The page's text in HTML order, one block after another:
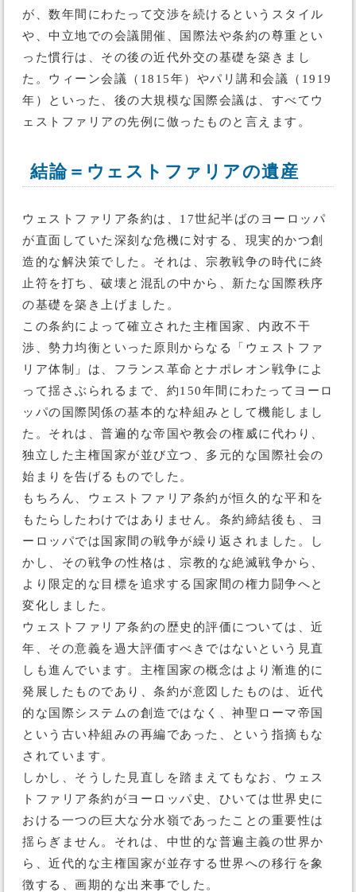
が、数年間にわたって交渉を続けるというスタイル
や、中立地での会議開催、国際法や条約の尊重とい
った慣行は、その後の近代外交の基礎を築きまし
た。ウィーン会議（1815年）やパリ講和会議（1919
年）といった、後の大規模な国際会議は、すべてウ
ェストファリアの先例に倣ったものと言えます。
結論＝ウェストファリアの遺産
ウェストファリア条約は、17世紀半ばのヨーロッパ
が直面していた深刻な危機に対する、現実的かつ創
造的な解決策でした。それは、宗教戦争の時代に終
止符を打ち、破壊と混乱の中から、新たな国際秩序
の基礎を築き上げました。
この条約によって確立された主権国家、内政不干
渉、勢力均衡といった原則からなる「ウェストファ
リア体制」は、フランス革命とナポレオン戦争によ
って揺さぶられるまで、約150年間にわたってヨーロ
ッパの国際関係の基本的な枠組みとして機能しまし
た。それは、普遍的な帝国や教会の権威に代わり、
独立した主権国家が並び立つ、多元的な国際社会の
始まりを告げるものでした。
もちろん、ウェストファリア条約が恒久的な平和を
もたらしたわけではありません。条約締結後も、ヨ
ーロッパでは国家間の戦争が繰り返されました。し
かし、その戦争の性格は、宗教的な絶滅戦争から、
より限定的な目標を追求する国家間の権力闘争へと
変化しました。
ウェストファリア条約の歴史的評価については、近
年、その意義を過大評価すべきではないという見直
しも進んでいます。主権国家の概念はより漸進的に
発展したものであり、条約が意図したものは、近代
的な国際システムの創造ではなく、神聖ローマ帝国
という古い枠組みの再編であった、という指摘もな
されています。
しかし、そうした見直しを踏まえてもなお、ウェス
トファリア条約がヨーロッパ史、ひいては世界史に
おける一つの巨大な分水嶺であったことの重要性は
揺らぎません。それは、中世的な普遍主義の世界か
ら、近代的な主権国家が並存する世界への移行を象
徴する、画期的な出来事でした。